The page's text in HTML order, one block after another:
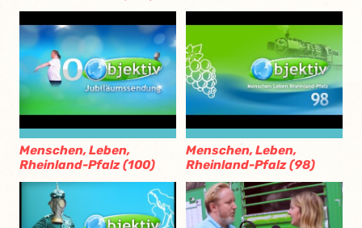
Menschen, Leben,
Rheinland-Pfalz (100)
Menschen, Leben,
Rheinland-Pfalz (98)